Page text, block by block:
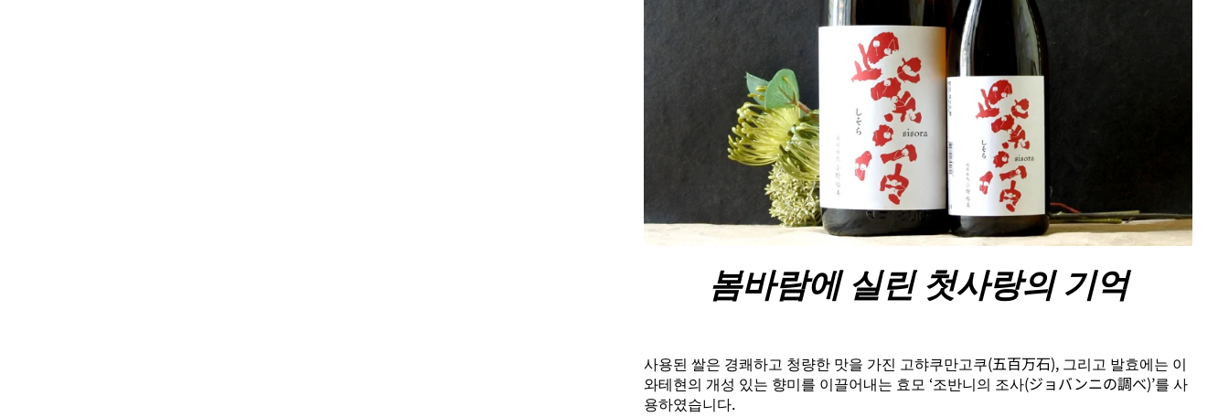
봄바람에 실린 첫사랑의 기억
사용된 쌀은 경쾌하고 청량한 맛을 가진 고햐쿠만고쿠(五百万石), 그리고 발효에는 이
와테현의 개성 있는 향미를 이끌어내는 효모 ‘조반니의 조사(ジョバンニの調べ)’를 사
용하였습니다.